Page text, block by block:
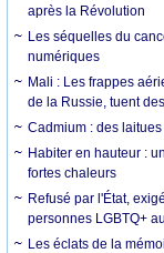
après la Révolution
Les séquelles du
numériques
Mali : Les frappes
de la Russie, tuent
Cadmium : des
Habiter en hauteur :
fortes chaleurs
Refusé par l'État,
personnes LGBTQ+
Les éclats de la